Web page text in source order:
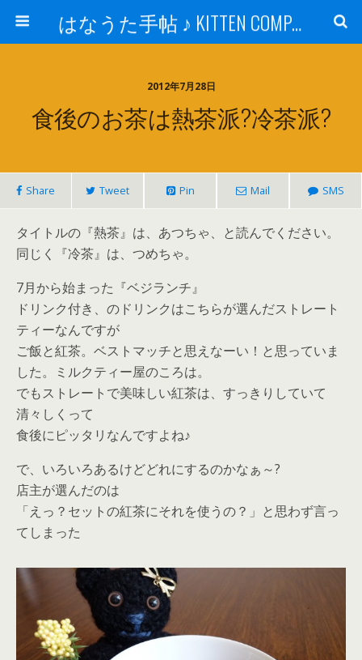
はなうた手帖 ♪ KITTEN COMPANY
2012年7月28日
食後のお茶は熱茶派?冷茶派?
Share Tweet Pin Mail SMS
タイトルの『熱茶』は、あつちゃ、と読んでください。
同じく『冷茶』は、つめちゃ。
7月から始まった『ベジランチ』
ドリンク付き、のドリンクはこちらが選んだストレート
ティーなんですが
ご飯と紅茶。ベストマッチと思えなーい！と思っていま
した。ミルクティー屋のころは。
でもストレートで美味しい紅茶は、すっきりしていて
清々しくって
食後にピッタリなんですよね♪
で、いろいろあるけどどれにするのかなぁ～?
店主が選んだのは
「えっ？セットの紅茶にそれを使うの？」と思わず言っ
てしまった